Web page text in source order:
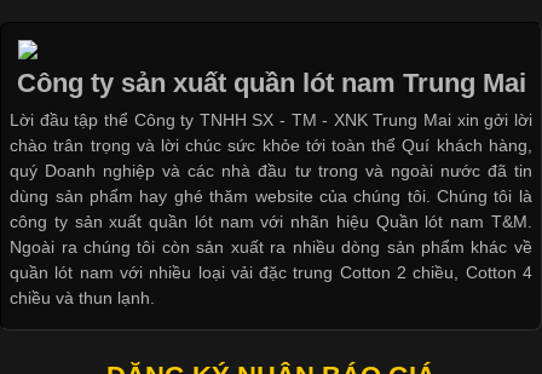
Áo phông là một trong những trang phục phổ biến nhất trong
đời sống hiện đại nhờ sự tiện lợi, thoải mái và dễ phối đồ.
Không chỉ xuất hiện trong thời trang thường ngày, áo phông còn
được ứng dụng rộng rãi trong ngành sản xuất may mặc, đặc
biệt là các sản phẩm từ vải thun. Hiện nay,
Công Nghệ In Chuyển Nhiệt Trong Ngành Thời Trang Hiện
Công ty sản xuất quần lót nam Trung Mai
Lời đầu tập thể Công ty TNHH SX - TM - XNK Trung Mai xin gởi lời
chào trân trọng và lời chúc sức khỏe tới toàn thể Quí khách hàng,
quý Doanh nghiệp và các nhà đầu tư trong và ngoài nước đã tin
dùng sản phẩm hay ghé thăm website của chúng tôi. Chúng tôi là
công ty sản xuất quần lót nam với nhãn hiệu Quần lót nam T&M.
Ngoài ra chúng tôi còn sản xuất ra nhiều dòng sản phẩm khác về
quần lót nam với nhiều loại vải đặc trung Cotton 2 chiều, Cotton 4
chiều và thun lạnh.